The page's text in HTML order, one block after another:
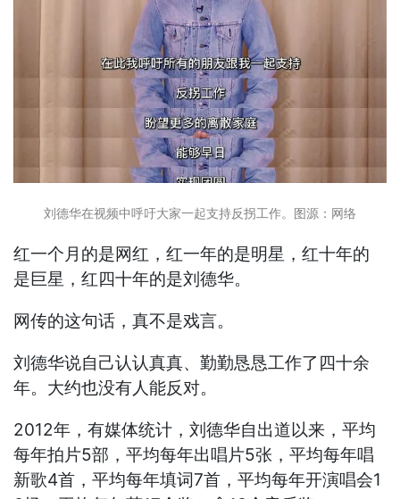
刘德华在视频中呼吁大家一起支持反拐工作。图源：网络
红一个月的是网红，红一年的是明星，红十年的
是巨星，红四十年的是刘德华。
网传的这句话，真不是戏言。
刘德华说自己认认真真、勤勤恳恳工作了四十余
年。大约也没有人能反对。
2012年，有媒体统计，刘德华自出道以来，平均
每年拍片5部，平均每年出唱片5张，平均每年唱
新歌4首，平均每年填词7首，平均每年开演唱会1